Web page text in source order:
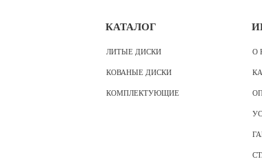
КАТАЛОГ
ЛИТЫЕ ДИСКИ
КОВАНЫЕ ДИСКИ
КОМПЛЕКТУЮЩИЕ
О